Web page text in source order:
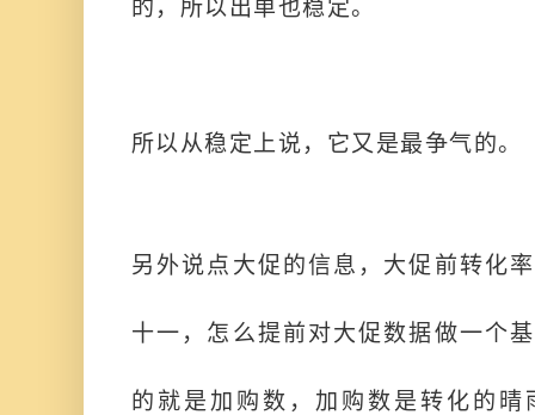
的，所以出单也稳定。
所以从稳定上说，它又是最争气的。
另外说点大促的信息，大促前转化
十一，怎么提前对大促数据做一个
的就是加购数，加购数是转化的